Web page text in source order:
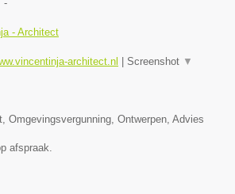
-
- Architect
architect.nl Screenshot ▼
Omgevingsvergunning, Ontwerpen, Advies
afspraak.